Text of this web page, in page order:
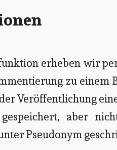
erheben wir
zu einem
Veröffentlichung
gespeichert, aber
Pseudonym